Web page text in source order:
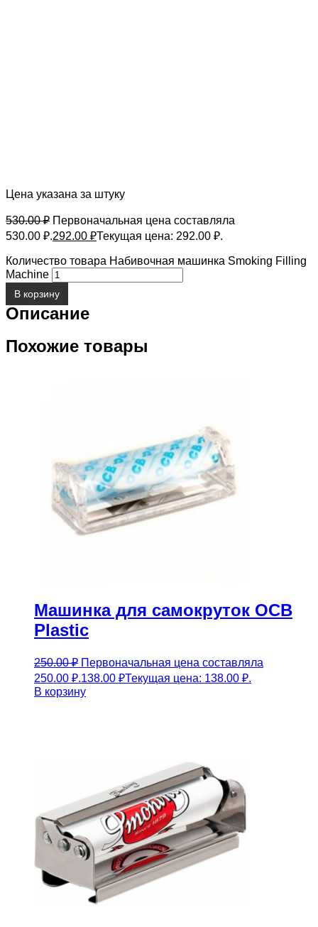
Цена указана за штуку
530.00₽ Первоначальная цена составляла
530.00 ₽.292.00 ₽Текущая цена: 292.00 ₽.
Количество товара Набивочная машинка Smoking Filling
Machine
В корзину
Описание
Похожие товары
Машинка для самокруток OCB
Plastic
250.00₽ Первоначальная цена составляла
250.00 ₽.138.00 ₽Текущая цена: 138.00 ₽.
В корзину